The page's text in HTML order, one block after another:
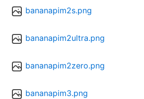
bananapim2s.png
bananapim2ultra.png
bananapim2zero.png
bananapim3.png